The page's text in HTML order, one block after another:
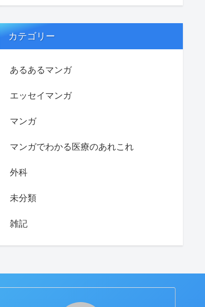
カテゴリー
あるあるマンガ
エッセイマンガ
マンガ
マンガでわかる医療のあれこれ
外科
未分類
雑記